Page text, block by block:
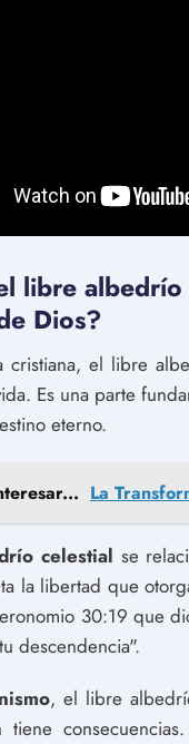
libre albedrío
Dios?
cristiana, el libre
Es una parte
eterno.
La
celestial se
la libertad que
30:19 que
descendencia".
, el libre
tiene